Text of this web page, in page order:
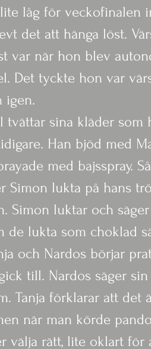
låg för veckofinalen
det att hänga löst.
var när hon blev
Det tyckte hon var
igen.
tvättar sina kläder som
Han bjöd med
med bajsspray.
Simon lukta på hans
Simon luktar och
de lukta som choklad
och Nardos börjar
till. Nardos säger
Tanja förklarar att det
när man körde
välja rätt, lite oklart för